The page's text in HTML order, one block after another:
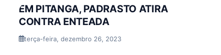
EM PITANGA, PADRASTO ATIRA
CONTRA ENTEADA
terça-feira, dezembro 26, 2023